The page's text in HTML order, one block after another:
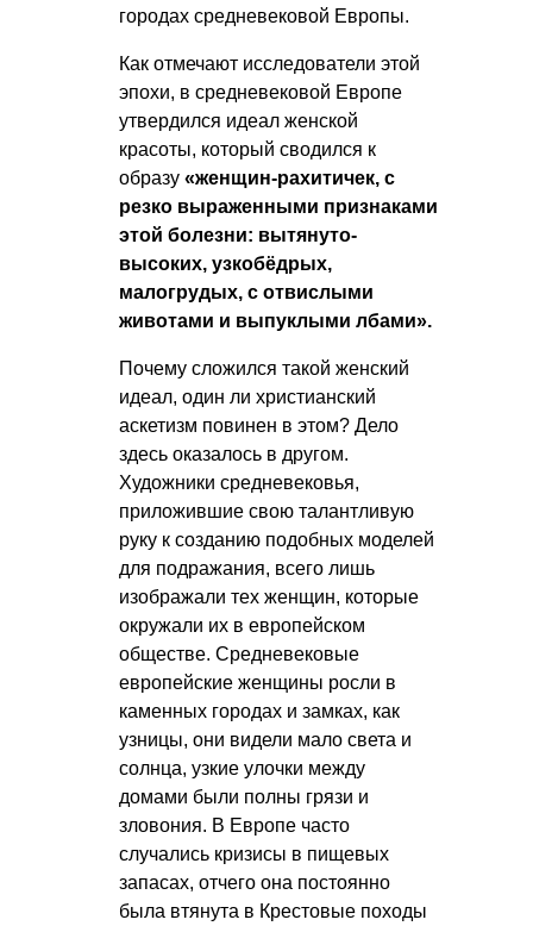
городах средневековой Европы.
Как отмечают исследователи этой
эпохи, в средневековой Европе
утвердился идеал женской
красоты, который сводился к
образу «женщин-рахитичек, с
резко выраженными признаками
этой болезни: вытянуто-
высоких, узкобёдрых,
малогрудых, с отвислыми
животами и выпуклыми лбами».
Почему сложился такой женский
идеал, один ли христианский
аскетизм повинен в этом? Дело
здесь оказалось в другом.
Художники средневековья,
приложившие свою талантливую
руку к созданию подобных моделей
для подражания, всего лишь
изображали тех женщин, которые
окружали их в европейском
обществе. Средневековые
европейские женщины росли в
каменных городах и замках, как
узницы, они видели мало света и
солнца, узкие улочки между
домами были полны грязи и
зловония. В Европе часто
случались кризисы в пищевых
запасах, отчего она постоянно
была втянута в Крестовые походы